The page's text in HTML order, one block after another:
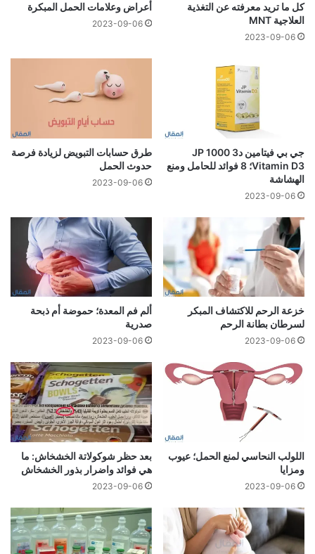
كل ما تريد معرفته عن التغذية
العلاجية MNT
2023-09-06
أعراض وعلامات الحمل المبكرة
2023-09-06
جي بي فيتامين د3 1000 JP
Vitamin D3؛ 8 فوائد للحامل ومنع
الهشاشة
2023-09-06
طرق حسابات التبويض لزيادة فرصة
حدوث الحمل
2023-09-06
خزعة الرحم للاكتشاف المبكر
لسرطان بطانة الرحم
2023-09-06
ألم فم المعدة؛ حموضة أم ذبحة
صدرية
2023-09-06
اللولب النحاسي لمنع الحمل؛ عيوب
ومزايا
2023-09-06
بعد حظر شوكولاتة الخشخاش: ما
هي فوائد واضرار بذور الخشخاش
2023-09-06